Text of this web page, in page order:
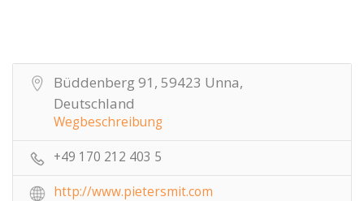
Büddenberg 91, 59423 Unna,
Deutschland
Wegbeschreibung
+49 170 212 403 5
http://www.pietersmit.com